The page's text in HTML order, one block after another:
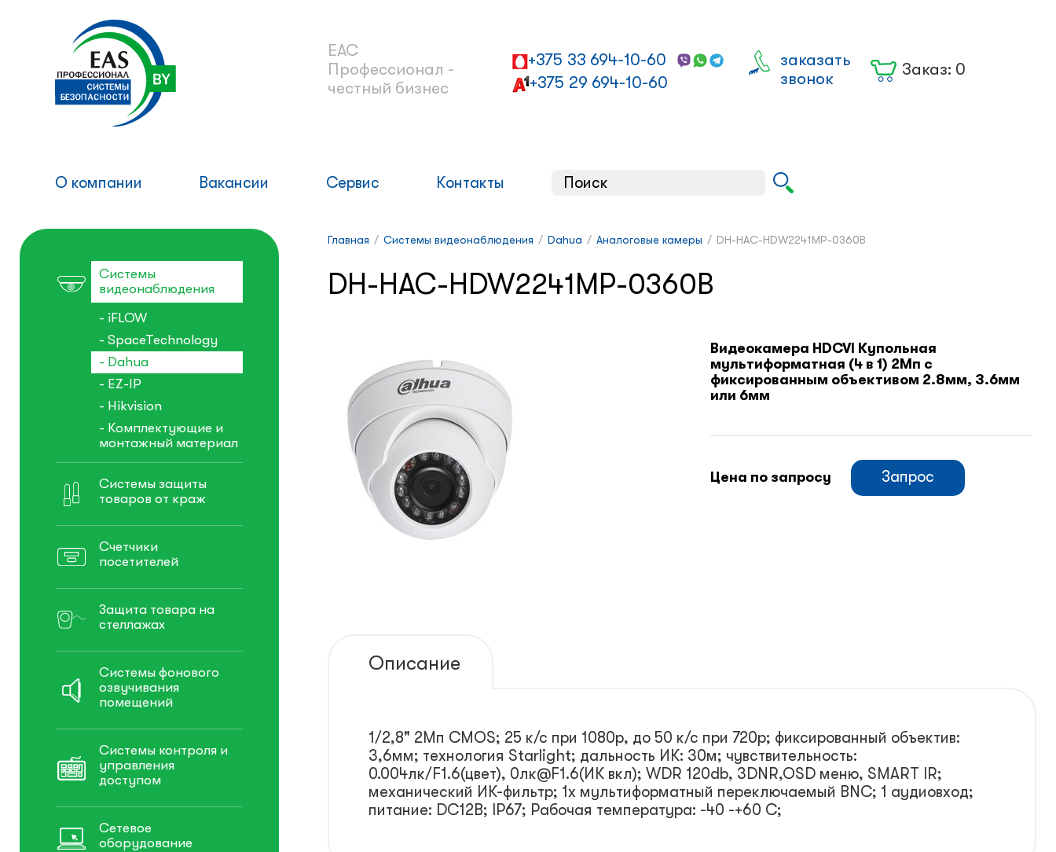
ЕАС
Профессионал -
честный бизнес
+375 33 694-10-60
+375 29 694-10-60
заказать
звонок
Заказ: 0
О компании Вакансии Сервис Контакты
Системы
видеонаблюдения
- iFLOW
- SpaceTechnology
- Dahua
- EZ-IP
- Hikvision
- Комплектующие и
монтажный материал
Системы защиты
товаров от краж
Счетчики
посетителей
Защита товара на
стеллажах
Системы фонового
озвучивания
помещений
Системы контроля и
управления
доступом
Сетевое
оборудование
Главная / Системы видеонаблюдения / Dahua / Аналоговые камеры / DH-HAC-HDW2241MP-0360B
DH-HAC-HDW2241MP-0360B
Видеокамера HDCVI Купольная
мультиформатная (4 в 1) 2Мп c
фиксированным объективом 2.8мм, 3.6мм
или 6мм
Цена по запросу Запрос
Описание
1/2,8" 2Mп CMOS; 25 к/с при 1080p, до 50 к/с при 720p; фиксированный объектив:
3,6мм; технология Starlight; дальность ИК: 30м; чувствительность:
0.004лк/F1.6(цвет), 0лк@F1.6(ИК вкл); WDR 120db, 3DNR,OSD меню, SMART IR;
механический ИК-фильтр; 1x мультиформатный переключаемый BNC; 1 аудиовход;
питание: DC12В; IP67; Рабочая температура: -40 -+60 С;